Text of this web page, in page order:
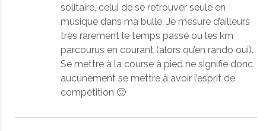
solitaire, celui de se retrouver seule en
musique dans ma bulle. Je mesure d’ailleurs
très rarement le temps passé ou les km
parcourus en courant (alors qu’en rando oui).
Se mettre à la course à pied ne signifie donc
aucunement se mettre à avoir l’esprit de
compétition 🙂